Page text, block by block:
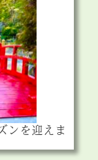
ンを迎えま